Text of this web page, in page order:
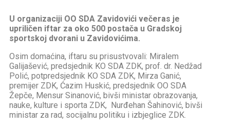
U organizaciji OO SDA Zavidovići večeras je
upriličen iftar za oko 500 postača u Gradskoj
sportskoj dvorani u Zavidovićima.
Osim domaćina, iftaru su prisustvovali: Miralem
Galijašević, predsjednik KO SDA ZDK, prof. dr. Nedžad
Polić, potpredsjednik KO SDA ZDK, Mirza Ganić,
premijer ZDK, Ćazim Huskić, predsjednik OO SDA
Žepče, Mensur Sinanović, bivši ministar obrazovanja,
nauke, kulture i sporta ZDK, Nurđehan Šahinović, bivši
ministar za rad, socijalnu politiku i izbjeglice ZDK.